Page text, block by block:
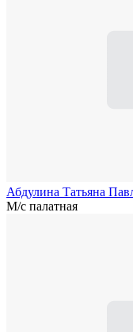
Абдулина Татьяна
М/с палатная